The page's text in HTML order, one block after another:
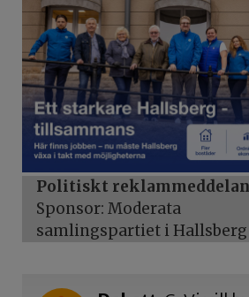
Politiskt
Sponsor: Moderata
samlingspartiet i Hallsberg